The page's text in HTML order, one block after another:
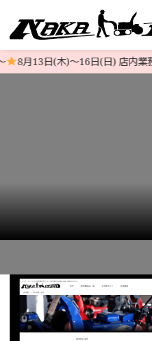
8月13日(木)〜16日(日) 店内業